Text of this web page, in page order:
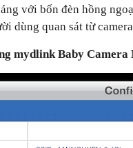
với bốn đèn hồng
dùng quan sát từ
mydlink Baby